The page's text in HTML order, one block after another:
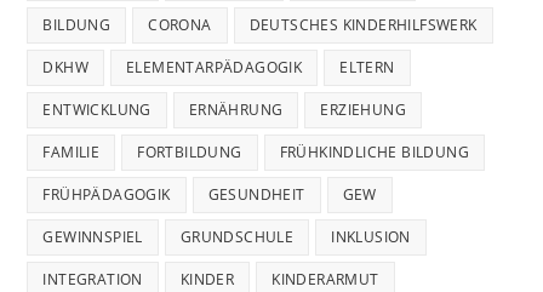
BILDUNG CORONA DEUTSCHES KINDERHILFSWERK
DKHW ELEMENTARPÄDAGOGIK ELTERN
ENTWICKLUNG ERNÄHRUNG ERZIEHUNG
FAMILIE FORTBILDUNG FRÜHKINDLICHE BILDUNG
FRÜHPÄDAGOGIK GESUNDHEIT GEW
GEWINNSPIEL GRUNDSCHULE INKLUSION
INTEGRATION KINDER KINDERARMUT